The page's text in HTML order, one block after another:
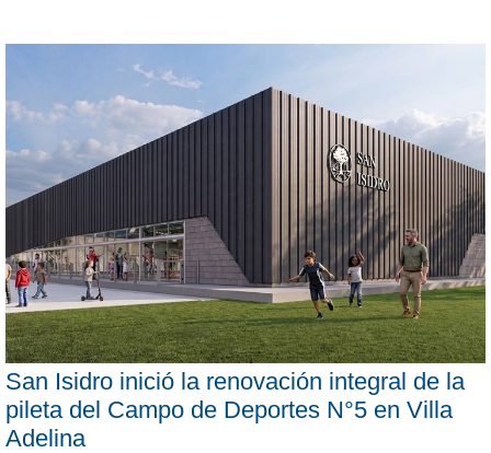
San Isidro inició la renovación integral de la
pileta del Campo de Deportes N°5 en Villa
Adelina